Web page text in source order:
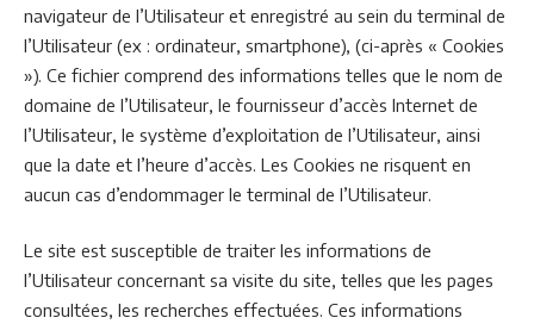
navigateur de l’Utilisateur et enregistré au sein du terminal de
l’Utilisateur (ex : ordinateur, smartphone), (ci-après « Cookies
»). Ce fichier comprend des informations telles que le nom de
domaine de l’Utilisateur, le fournisseur d’accès Internet de
l’Utilisateur, le système d’exploitation de l’Utilisateur, ainsi
que la date et l’heure d’accès. Les Cookies ne risquent en
aucun cas d’endommager le terminal de l’Utilisateur.
Le site est susceptible de traiter les informations de
l’Utilisateur concernant sa visite du site, telles que les pages
consultées, les recherches effectuées. Ces informations